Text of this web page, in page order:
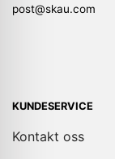
post@skau.com
KUNDESERVICE
Kontakt oss